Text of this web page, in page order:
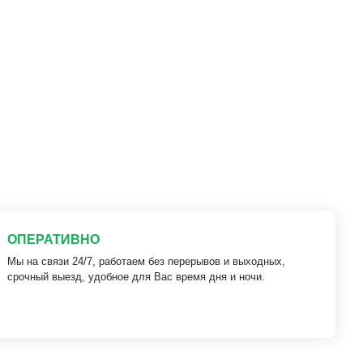
ОПЕРАТИВНО
Мы на связи 24/7, работаем без перерывов и выходных,
срочный выезд, удобное для Вас время дня и ночи.